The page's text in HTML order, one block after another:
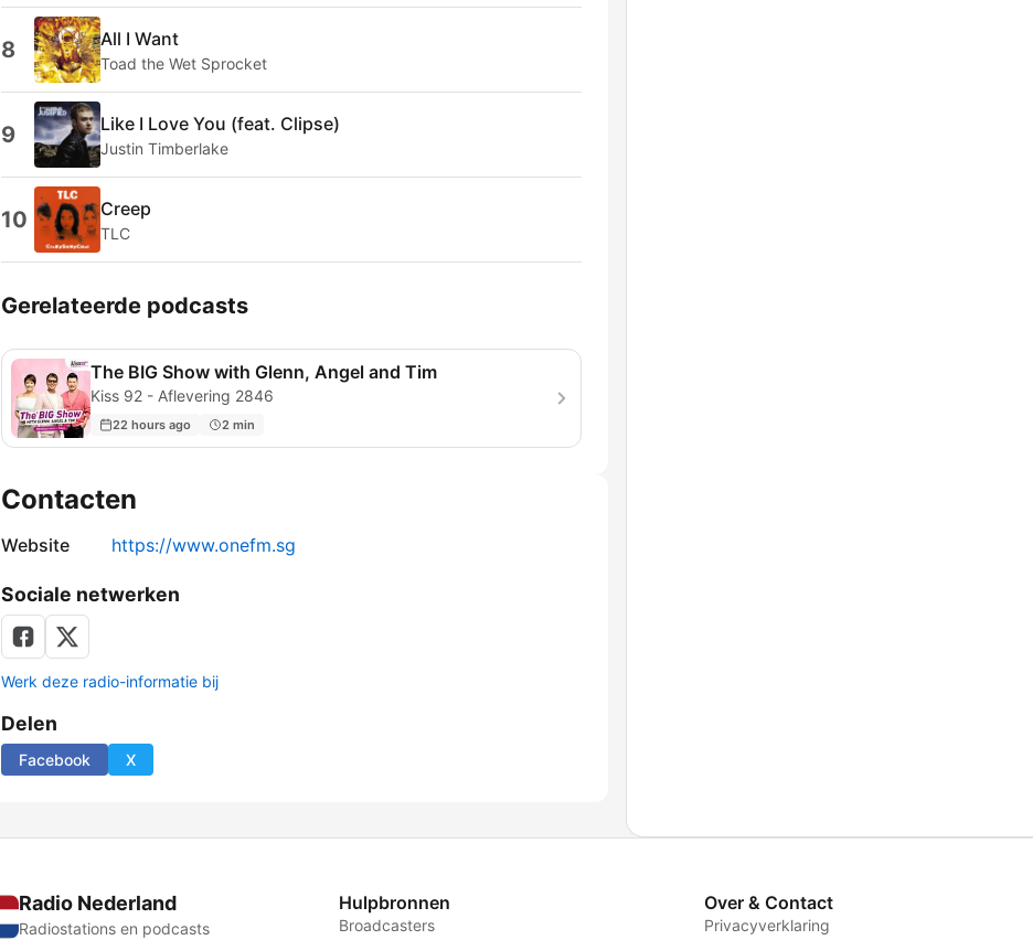
8 All I Want
Toad the Wet Sprocket
9 Like I Love You (feat. Clipse)
Justin Timberlake
10 Creep
TLC
Gerelateerde podcasts
The BIG Show with Glenn, Angel and Tim
Kiss 92 - Aflevering 2846
22 hours ago 2 min
Contacten
Website https://www.onefm.sg
Sociale netwerken
Werk deze radio-informatie bij
Delen
Facebook X
Radio Nederland
Radiostations en podcasts
Hulpbronnen
Broadcasters
Over & Contact
Privacyverklaring